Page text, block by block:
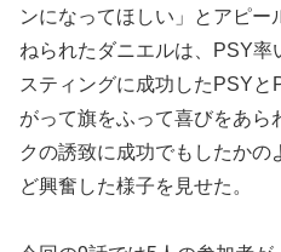
ンになってほしい」とアピ
ねられたダニエルは、PSY率
スティングに成功したPSYと
がって旗をふって喜びをあら
クの誘致に成功でもしたかの
ど興奮した様子を見せた。